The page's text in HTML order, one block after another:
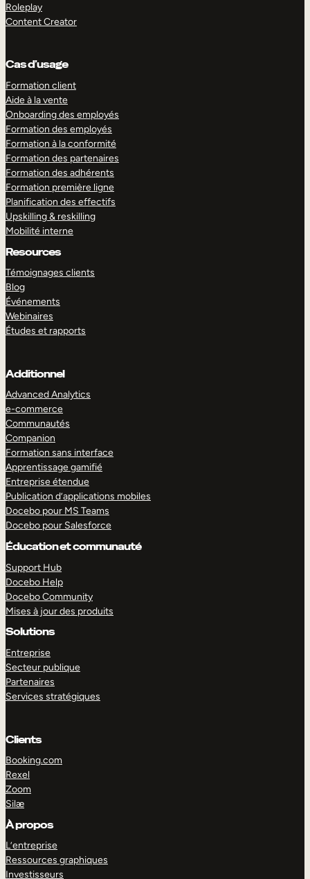
Roleplay
Content Creator
Cas d’usage
Formation client
Aide à la vente
Onboarding des employés
Formation des employés
Formation à la conformité
Formation des partenaires
Formation des adhérents
Formation première ligne
Planification des effectifs
Upskilling & reskilling
Mobilité interne
Resources
Témoignages clients
Blog
Événements
Webinaires
Études et rapports
Additionnel
Advanced Analytics
e-commerce
Communautés
Companion
Formation sans interface
Apprentissage gamifié
Entreprise étendue
Publication d’applications mobiles
Docebo pour MS Teams
Docebo pour Salesforce
Éducation et communauté
Support Hub
Docebo Help
Docebo Community
Mises à jour des produits
Solutions
Entreprise
Secteur publique
Partenaires
Services stratégiques
Clients
Booking.com
Rexel
Zoom
Silæ
À propos
L’entreprise
Ressources graphiques
Investisseurs